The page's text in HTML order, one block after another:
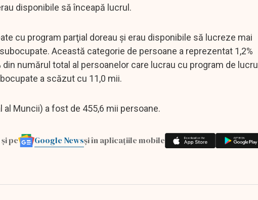
disponibile să înceapă lucrul.
cu program parţial doreau şi erau disponibile să lucreze mai
Această categorie de persoane a reprezentat 1,2%
numărul total al persoanelor care lucrau cu program de lucru
a scăzut cu 11,0 mii.
Muncii) a fost de 455,6 mii persoane.
pe Google Newsși în aplicațiile mobile